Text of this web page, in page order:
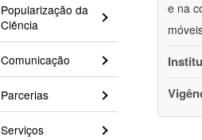
Popularização da
Ciência
Comunicação
Parcerias
Serviços
e na